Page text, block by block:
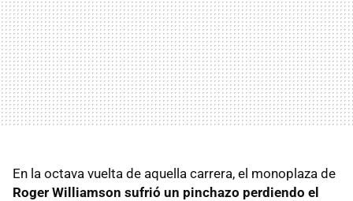
En la octava vuelta de aquella carrera, el monoplaza de
Roger Williamson sufrió un pinchazo perdiendo el